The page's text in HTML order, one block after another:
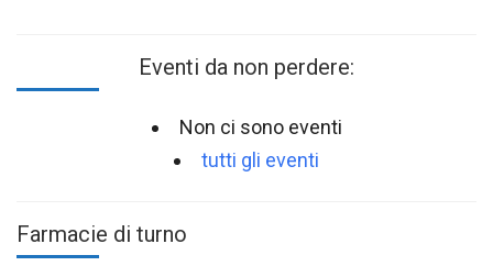
Eventi da non perdere:
Non ci sono eventi
tutti gli eventi
Farmacie di turno